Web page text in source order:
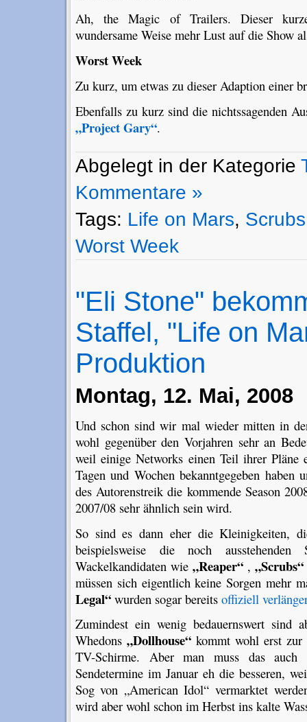
Ah, the Magic of Trailers. Dieser
wundersame Weise mehr Lust auf die Show
Worst Week
Zu kurz, um etwas zu dieser Adaption einer
Ebenfalls zu kurz sind die nichtssagenden
„Project Gary“.
Abgelegt in der Kategorie
Kommentare »
Tags: Life on Mars, Scrubs
Worst Week
"Eli Stone"
Staffel, "Life on
Produktion
Montag, 12. Mai, 2008
Und schon sind wir mal wieder mitten in
wohl gegenüber den Vorjahren sehr an
weil einige Networks einen Teil ihrer Pläne
Tagen und Wochen bekanntgegeben haben
des Autorenstreik die kommende Season
2007/08 sehr ähnlich sein wird.
So sind es dann eher die Kleinigkeiten,
beispielsweise die noch ausstehenden
Wackelkandidaten wie„Reaper“ , „Scrubs“
müssen sich eigentlich keine Sorgen mehr
Legal“wurden sogar bereits offiziell
Zumindest ein wenig bedauernswert sind
Whedons„Dollhouse“ kommt wohl erst
TV-Schirme. Aber man muss das
Sendetermine im Januar eh die besseren,
Sog von „American Idol“ vermarktet
wird aber wohl schon im Herbst ins kalte